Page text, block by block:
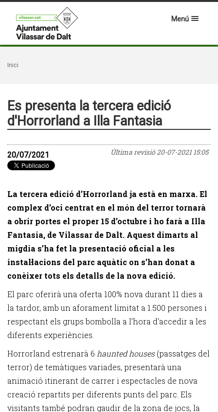
Menú
Inici
Es presenta la tercera edició
d'Horrorland a Illa Fantasia
Última revisió20-07-2021 15:05
20/07/2021
La tercera edició d’Horrorland ja està en marxa. El
complex d’oci centrat en el món del terror tornarà
a obrir portes el proper 15 d’octubre i ho farà a Illa
Fantasia, de Vilassar de Dalt. Aquest dimarts al
migdia s’ha fet la presentació oficial a les
instal·lacions del parc aquàtic on s’han donat a
conèixer tots els detalls de la nova edició.
El parc oferirà una oferta 100% nova durant 11 dies a
la tardor, amb un aforament limitat a 1.500 persones i
respectant els grups bombolla a l’hora d’accedir a les
diferents experiències.
Horrorland estrenarà 6 haunted houses(passatges del
terror) de temàtiques variades, presentarà una
animació itinerant de carrer i espectacles de nova
creació repartits per diferents punts del parc. Els
visitants també podran gaudir de la zona de jocs, la